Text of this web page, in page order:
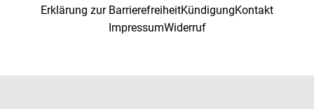
Erklärung zur BarrierefreiheitKündigungKontakt
ImpressumWiderruf